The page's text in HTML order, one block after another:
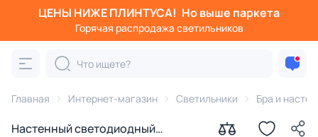
ЦЕНЫ НИЖЕ ПЛИНТУСА! Но выше паркета
Горячая распродажа светильников
Главная Интернет-магазин Светильники Бра и
Настенный светодиодный